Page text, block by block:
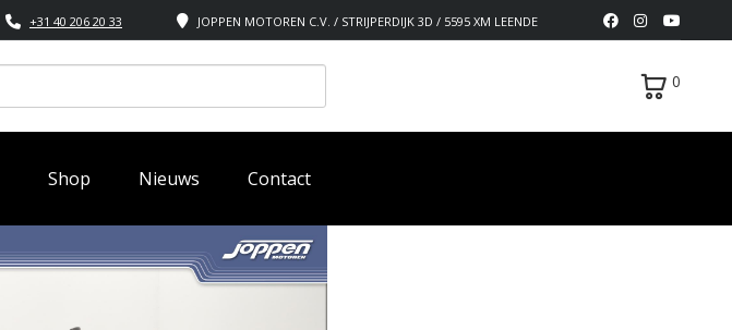
JOPPEN MOTOREN C.V. / STRIJPERDIJK 3D / 5595 XM LEENDE
+31 40 206 20 33
0
Shop Nieuws Contact